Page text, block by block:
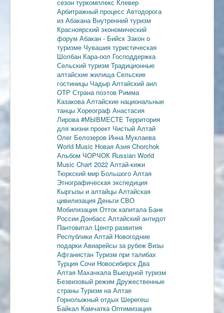
сезон туркомплекс Клевер
Арбитражный процесс Автодорога
из Абакана Внутренний туризм
Красноярский экономический
форум Абакан - Бийск Закон о
туризме Чувашия туристическая
Шолбан Кара-оол Господдержка
Сельский туризм Традиционные
алтайские жилищаСельские
гостиницы Чадыр Алтайский аил
ОТР Страна поэтов Римма
КазаковаАлтайские национальные
танцы Хореограф Анастасия
Лирова#МЫВМЕСТЕ Территория
для жизни проект Чистый Алтай
Олег Белозеров Инна Муклаева
World Music Новая Азия Chorchok
Альбом ЧОРЧОК Russian World
Music Chart 2022 Алтай-кижи
Тюркский мир Большого Алтая
Этнографическая экспедиция
Кыргызы и алтайцы Алтайская
цивилизация Деньги СВО
Мобилизация Отток капитала Банк
России Донбасс Алтайский антидот
Пантовитал Центр развития
Республики Алтай Новогодние
подарки Авиарейсы за рубеж Визы
Афганистан Туризм при талибах
Турция Сочи Новосибирск Два
Алтая Махачкала Выездной туризм
Безвизовый режим Дружественные
страны Туризм на Алтае
Горнолыжный отдых Шерегеш
Байкал КамчаткаОптимизация